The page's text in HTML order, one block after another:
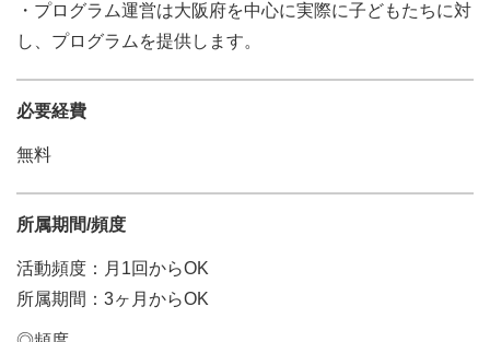
・プログラム運営は大阪府を中心に実際に子どもたちに対
し、プログラムを提供します。
必要経費
無料
所属期間/頻度
活動頻度：月1回からOK
所属期間：3ヶ月からOK